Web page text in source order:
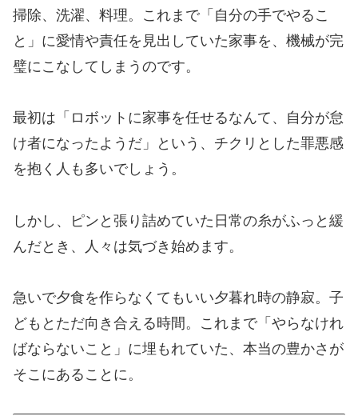
掃除、洗濯、料理。これまで「自分の手でやるこ
と」に愛情や責任を見出していた家事を、機械が完
璧にこなしてしまうのです。
最初は「ロボットに家事を任せるなんて、自分が怠
け者になったようだ」という、チクリとした罪悪感
を抱く人も多いでしょう。
しかし、ピンと張り詰めていた日常の糸がふっと緩
んだとき、人々は気づき始めます。
急いで夕食を作らなくてもいい夕暮れ時の静寂。子
どもとただ向き合える時間。これまで「やらなけれ
ばならないこと」に埋もれていた、本当の豊かさが
そこにあることに。